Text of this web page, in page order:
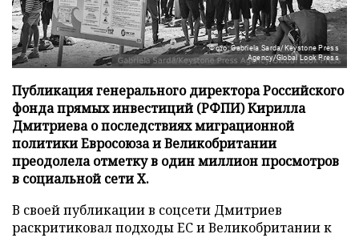
Фото: Gabriela Sarda/Keystone Press
Agency/Global Look Press
Публикация генерального директора Российского
фонда прямых инвестиций (РФПИ) Кирилла
Дмитриева о последствиях миграционной
политики Евросоюза и Великобритании
преодолела отметку в один миллион просмотров
в социальной сети X.
В своей публикации в соцсети Дмитриев
раскритиковал подходы ЕС и Великобритании к